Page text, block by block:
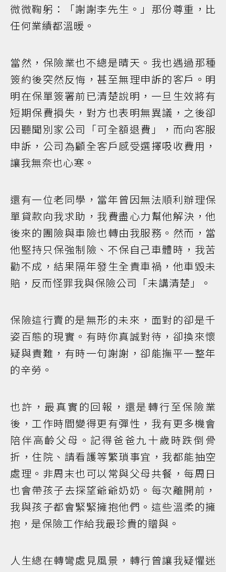
微微鞠躬：「謝謝李先生。」那份尊重，比
任何業績都溫暖。
當然，保險業也不總是晴天。我也遇過那種
簽約後突然反悔，甚至無理申訴的客戶。明
明在保單簽署前已清楚說明，一旦生效將有
短期保費損失，對方也表明無異議，之後卻
因聽聞別家公司「可全額退費」，而向客服
申訴，公司為顧全客戶感受選擇吸收費用，
讓我無奈也心寒。
還有一位老同學，當年曾因無法順利辦理保
單貸款向我求助，我費盡心力幫他解決，他
後來的團險與車險也轉由我服務。然而，當
他堅持只保強制險、不保自己車體時，我苦
勸不成，結果隔年發生全責車禍，他車毀未
賠，反而怪罪我與保險公司「未講清楚」。
保險這行賣的是無形的未來，面對的卻是千
姿百態的現實。有時你真誠對待，卻換來懷
疑與責難，有時一句謝謝，卻能撫平一整年
的辛勞。
也許，最真實的回報，還是轉行至保險業
後，工作時間變得更有彈性，我有更多機會
陪伴高齡父母。記得爸爸九十歲時跌倒骨
折，住院、請看護等繁瑣事宜，我都能抽空
處理。非周末也可以常與父母共餐，每周日
也會帶孩子去探望爺爺奶奶。每次離開前，
我與孩子都會緊緊擁抱他們。這些溫柔的擁
抱，是保險工作給我最珍貴的贈與。
人生總在轉彎處見風景，轉行曾讓我疑懼迷